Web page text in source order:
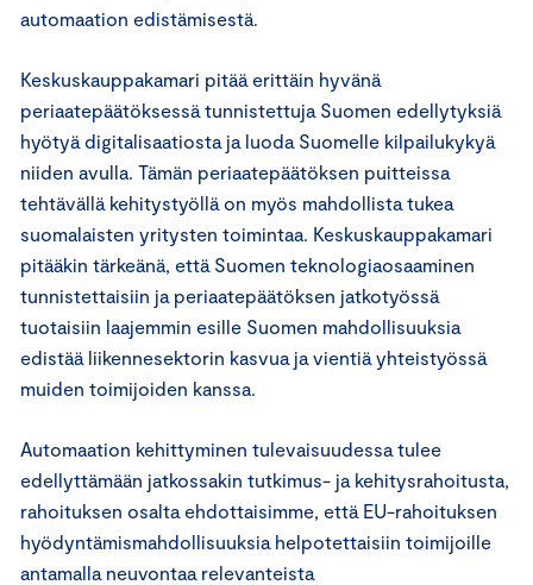
automaation edistämisestä.
Keskuskauppakamari pitää erittäin hyvänä
periaatepäätöksessä tunnistettuja Suomen edellytyksiä
hyötyä digitalisaatiosta ja luoda Suomelle kilpailukykyä
niiden avulla. Tämän periaatepäätöksen puitteissa
tehtävällä kehitystyöllä on myös mahdollista tukea
suomalaisten yritysten toimintaa. Keskuskauppakamari
pitääkin tärkeänä, että Suomen teknologiaosaaminen
tunnistettaisiin ja periaatepäätöksen jatkotyössä
tuotaisiin laajemmin esille Suomen mahdollisuuksia
edistää liikennesektorin kasvua ja vientiä yhteistyössä
muiden toimijoiden kanssa.
Automaation kehittyminen tulevaisuudessa tulee
edellyttämään jatkossakin tutkimus- ja kehitysrahoitusta,
rahoituksen osalta ehdottaisimme, että EU-rahoituksen
hyödyntämismahdollisuuksia helpotettaisiin toimijoille
antamalla neuvontaa relevanteista